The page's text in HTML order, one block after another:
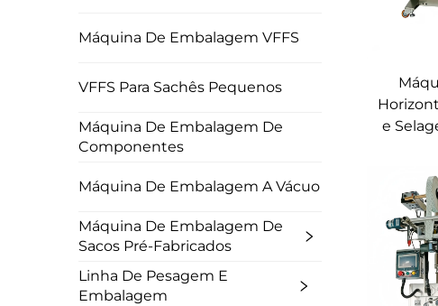
Máquina De Embalagem VFFS
VFFS Para Sachês Pequenos
Máquina De Embalagem De
Componentes
Máquina De Embalagem A Vácuo
Máquina De Embalagem De
Sacos Pré-Fabricados
Linha De Pesagem E
Embalagem
e